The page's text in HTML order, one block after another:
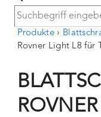
Produkte ›
Rovner Light L8 für